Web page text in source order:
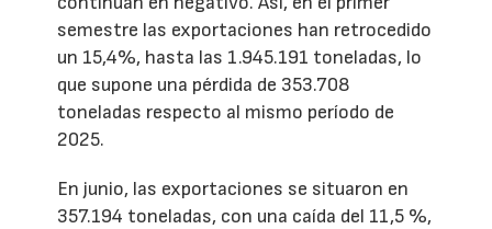
semestre las exportaciones han retrocedido
un 15,4%, hasta las 1.945.191 toneladas, lo
que supone una pérdida de 353.708
toneladas respecto al mismo período de
2025.
En junio, las exportaciones se situaron en
357.194 toneladas, con una caída del 11,5 %,